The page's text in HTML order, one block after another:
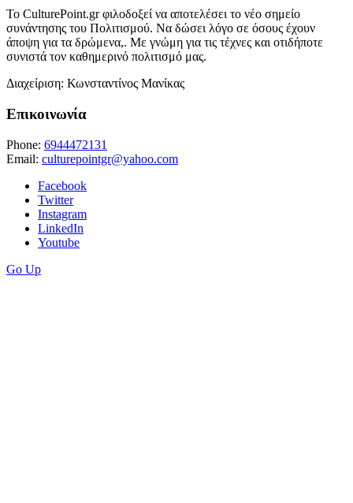
Το CulturePoint.gr φιλοδοξεί να αποτελέσει το νέο σημείο
συνάντησης του Πολιτισμού. Να δώσει λόγο σε όσους έχουν
άποψη για τα δρώμενα,. Με γνώμη για τις τέχνες και οτιδήποτε
συνιστά τον καθημερινό πολιτισμό μας.
Διαχείριση: Κωνσταντίνος Μανίκας
Επικοινωνία
Phone: 6944472131
Email: culturepointgr@yahoo.com
Facebook
Twitter
Instagram
LinkedIn
Youtube
Go Up